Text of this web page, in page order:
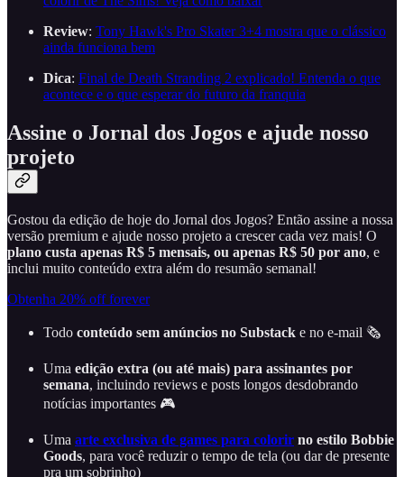
Review: Tony Hawk's Pro Skater 3+4 mostra que o clássico
ainda funciona bem
Dica: Final de Death Stranding 2 explicado! Entenda o que
acontece e o que esperar do futuro da franquia
Assine o Jornal dos Jogos e ajude nosso
projeto
Gostou da edição de hoje do Jornal dos Jogos? Então assine a nossa
versão premium e ajude nosso projeto a crescer cada vez mais! O
plano custa apenas R$ 5 mensais, ou apenas R$ 50 por ano, e
inclui muito conteúdo extra além do resumão semanal!
Obtenha 20% off forever
Todo conteúdo sem anúncios no Substack e no e-mail 🗞️
Uma edição extra (ou até mais) para assinantes por
semana, incluindo reviews e posts longos desdobrando
notícias importantes 🎮
Uma arte exclusiva de games para colorir no estilo Bobbie
Goods, para você reduzir o tempo de tela (ou dar de presente
pra um sobrinho)